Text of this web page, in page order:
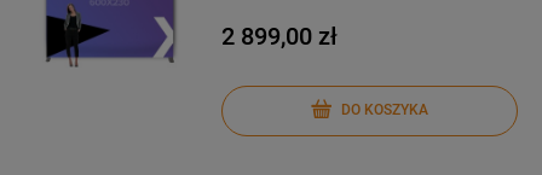
2 899,00 zł
DO KOSZYKA